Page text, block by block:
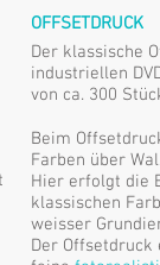
OFFSETDRUCK
Der klassische
industriellen
von ca. 300
Beim
Farben über
Hier erfolgt die
klassischen
weisser
Der